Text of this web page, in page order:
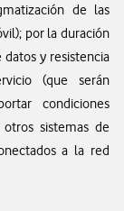
de las
por la duración
y resistencia
(que serán
condiciones
sistemas de
a la red